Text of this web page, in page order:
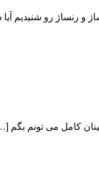
و رنساژ رو شنیدیم
کامل می تونم بگم